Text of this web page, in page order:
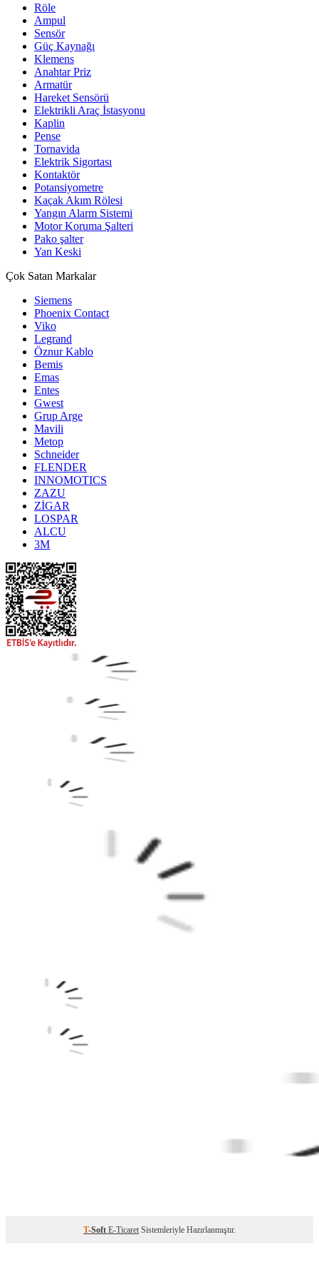
Röle
Ampul
Sensör
Güç Kaynağı
Klemens
Anahtar Priz
Armatür
Hareket Sensörü
Elektrikli Araç İstasyonu
Kaplin
Pense
Tornavida
Elektrik Sigortası
Kontaktör
Potansiyometre
Kaçak Akım Rölesi
Yangın Alarm Sistemi
Motor Koruma Şalteri
Pako şalter
Yan Keski
Çok Satan Markalar
Siemens
Phoenix Contact
Viko
Legrand
Öznur Kablo
Bemis
Emas
Entes
Gwest
Grup Arge
Mavili
Metop
Schneider
FLENDER
INNOMOTICS
ZAZU
ZİGAR
LOSPAR
ALCU
3M
T-Soft E-Ticaret Sistemleriyle Hazırlanmıştır.